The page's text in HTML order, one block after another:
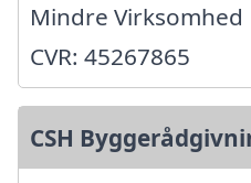
Mindre Virksomhed
CVR: 45267865
CSH